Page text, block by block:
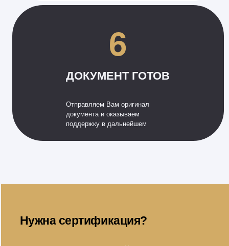
6
ДОКУМЕНТ ГОТОВ
Отправляем Вам оригинал
документа и оказываем
поддержку в дальнейшем
Нужна сертификация?